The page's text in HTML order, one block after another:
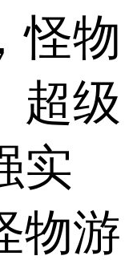
怪物
超级
实
物游